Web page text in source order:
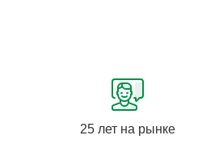
25 лет на рынке